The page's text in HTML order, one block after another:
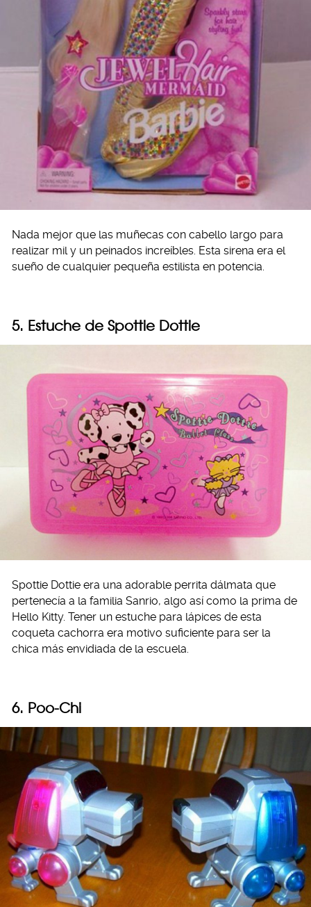
Nada mejor que las muñecas con cabello largo para
realizar mil y un peinados increíbles. Esta sirena era el
sueño de cualquier pequeña estilista en potencia.
5. Estuche de Spottie Dottie
Spottie Dottie era una adorable perrita dálmata que
pertenecía a la familia Sanrio, algo así como la prima de
Hello Kitty. Tener un estuche para lápices de esta
coqueta cachorra era motivo suficiente para ser la
chica más envidiada de la escuela.
6. Poo-Chi